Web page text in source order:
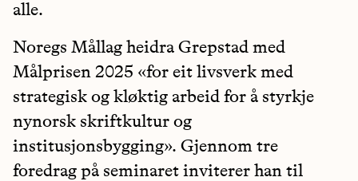
alle.
Noregs Mållag heidra Grepstad med
Målprisen 2025 «for eit livsverk med
strategisk og kløktig arbeid for å styrkje
nynorsk skriftkultur og
institusjonsbygging». Gjennom tre
foredrag på seminaret inviterer han til